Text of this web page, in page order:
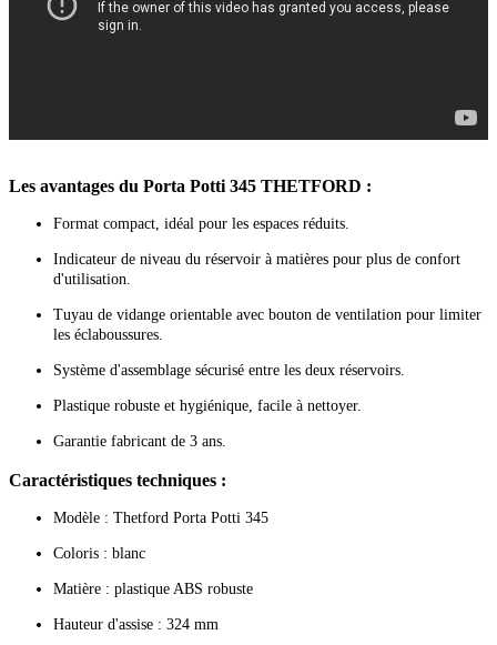
Les avantages du Porta Potti 345 THETFORD :
Format compact, idéal pour les espaces réduits.
Indicateur de niveau du réservoir à matières pour plus de confort
d'utilisation.
Tuyau de vidange orientable avec bouton de ventilation pour limiter
les éclaboussures.
Système d'assemblage sécurisé entre les deux réservoirs.
Plastique robuste et hygiénique, facile à nettoyer.
Garantie fabricant de 3 ans.
Caractéristiques techniques :
Modèle : Thetford Porta Potti 345
Coloris : blanc
Matière : plastique ABS robuste
Hauteur d'assise : 324 mm